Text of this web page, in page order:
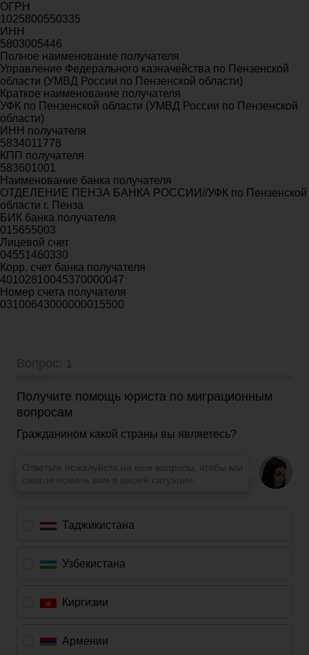
ОГРН
1025800550335
ИНН
5803005446
Полное наименование получателя
Управление Федерального казначейства по Пензенской
области (УМВД России по Пензенской области)
Краткое наименование получателя
УФК по Пензенской области (УМВД России по Пензенской
области)
ИНН получателя
5834011778
КПП получателя
583601001
Наименование банка получателя
ОТДЕЛЕНИЕ ПЕНЗА БАНКА РОССИИ//УФК по Пензенской
области г. Пенза
БИК банка получателя
015655003
Лицевой счет
04551460330
Корр. счет банка получателя
40102810045370000047
Номер счета получателя
03100643000000015500